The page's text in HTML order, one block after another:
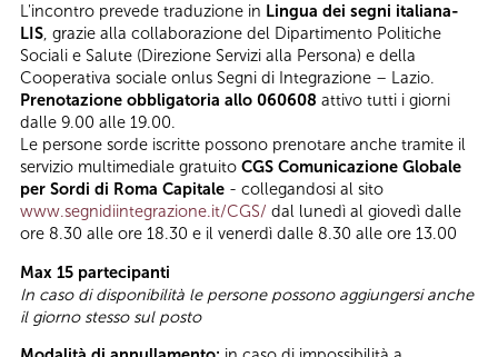
L'incontro prevede traduzione in Lingua dei segni italiana-
LIS, grazie alla collaborazione del Dipartimento Politiche
Sociali e Salute (Direzione Servizi alla Persona) e della
Cooperativa sociale onlus Segni di Integrazione – Lazio.
Prenotazione obbligatoria allo 060608 attivo tutti i giorni
dalle 9.00 alle 19.00.
Le persone sorde iscritte possono prenotare anche tramite il
servizio multimediale gratuito CGS Comunicazione Globale
per Sordi di Roma Capitale - collegandosi al sito
www.segnidiintegrazione.it/CGS/ dal lunedì al giovedì dalle
ore 8.30 alle ore 18.30 e il venerdì dalle 8.30 alle ore 13.00
Max 15 partecipanti
In caso di disponibilità le persone possono aggiungersi anche
il giorno stesso sul posto